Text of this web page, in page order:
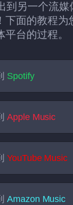
到另一个流
面的教程
台的过程。
Spotify
Apple Music
YouTube Music
Amazon Music